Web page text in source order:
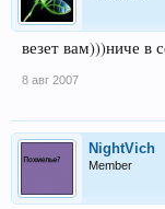
везет вам)))ниче в
8 авг 2007
NightVich
Member